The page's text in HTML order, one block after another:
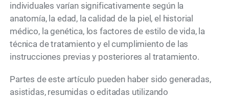
individuales varían significativamente según la
anatomía, la edad, la calidad de la piel, el historial
médico, la genética, los factores de estilo de vida, la
técnica de tratamiento y el cumplimiento de las
instrucciones previas y posteriores al tratamiento.
Partes de este artículo pueden haber sido generadas,
asistidas, resumidas o editadas utilizando